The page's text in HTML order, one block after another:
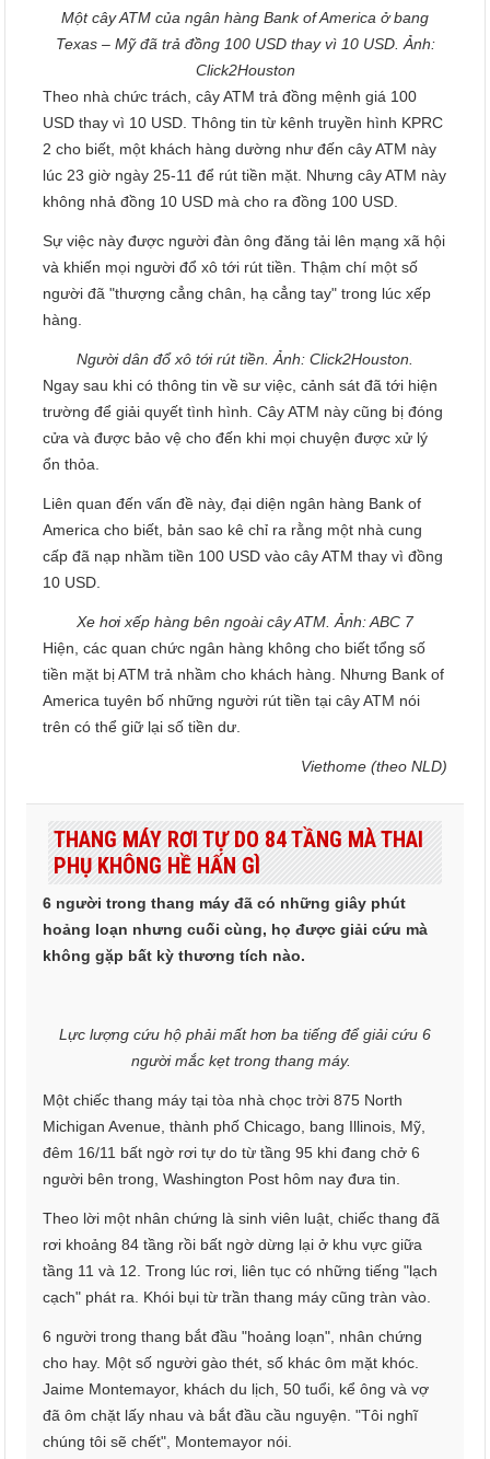
Một cây ATM của ngân hàng Bank of America ở bang
Texas – Mỹ đã trả đồng 100 USD thay vì 10 USD. Ảnh:
Click2Houston
Theo nhà chức trách, cây ATM trả đồng mệnh giá 100
USD thay vì 10 USD. Thông tin từ kênh truyền hình KPRC
2 cho biết, một khách hàng dường như đến cây ATM này
lúc 23 giờ ngày 25-11 để rút tiền mặt. Nhưng cây ATM này
không nhả đồng 10 USD mà cho ra đồng 100 USD.
Sự việc này được người đàn ông đăng tải lên mạng xã hội
và khiến mọi người đổ xô tới rút tiền. Thậm chí một số
người đã "thượng cẳng chân, hạ cẳng tay" trong lúc xếp
hàng.
Người dân đổ xô tới rút tiền. Ảnh: Click2Houston.
Ngay sau khi có thông tin về sư việc, cảnh sát đã tới hiện
trường để giải quyết tình hình. Cây ATM này cũng bị đóng
cửa và được bảo vệ cho đến khi mọi chuyện được xử lý
ổn thỏa.
Liên quan đến vấn đề này, đại diện ngân hàng Bank of
America cho biết, bản sao kê chỉ ra rằng một nhà cung
cấp đã nạp nhầm tiền 100 USD vào cây ATM thay vì đồng
10 USD.
Xe hơi xếp hàng bên ngoài cây ATM. Ảnh: ABC 7
Hiện, các quan chức ngân hàng không cho biết tổng số
tiền mặt bị ATM trả nhầm cho khách hàng. Nhưng Bank of
America tuyên bố những người rút tiền tại cây ATM nói
trên có thể giữ lại số tiền dư.
Viethome (theo NLD)
THANG MÁY RƠI TỰ DO 84 TẦNG MÀ THAI
PHỤ KHÔNG HỀ HẤN GÌ
6 người trong thang máy đã có những giây phút
hoảng loạn nhưng cuối cùng, họ được giải cứu mà
không gặp bất kỳ thương tích nào.
Lực lượng cứu hộ phải mất hơn ba tiếng để giải cứu 6
người mắc kẹt trong thang máy.
Một chiếc thang máy tại tòa nhà chọc trời 875 North
Michigan Avenue, thành phố Chicago, bang Illinois, Mỹ,
đêm 16/11 bất ngờ rơi tự do từ tầng 95 khi đang chở 6
người bên trong, Washington Post hôm nay đưa tin.
Theo lời một nhân chứng là sinh viên luật, chiếc thang đã
rơi khoảng 84 tầng rồi bất ngờ dừng lại ở khu vực giữa
tầng 11 và 12. Trong lúc rơi, liên tục có những tiếng "lạch
cạch" phát ra. Khói bụi từ trần thang máy cũng tràn vào.
6 người trong thang bắt đầu "hoảng loạn", nhân chứng
cho hay. Một số người gào thét, số khác ôm mặt khóc.
Jaime Montemayor, khách du lịch, 50 tuổi, kể ông và vợ
đã ôm chặt lấy nhau và bắt đầu cầu nguyện. "Tôi nghĩ
chúng tôi sẽ chết", Montemayor nói.